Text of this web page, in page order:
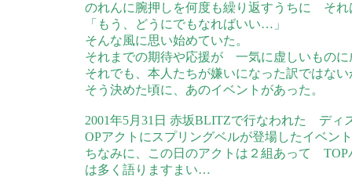
のれんに腕押しを何度も繰り返すうちに それ
「もう、どうにでもなればいい…」
そんな風に思い始めていた。
それまでの期待や応援が 一気に虚しいもの
それでも、本人たちが嫌いになった訳ではな
そう決めた頃に、あのイベントがあった。
2001年5月31日 赤坂BLITZで行なわれた ディ
OPアクトにスプリングベルが登場したイベン
ちなみに、この日のアクトは２組あって
は多く語りますまい…